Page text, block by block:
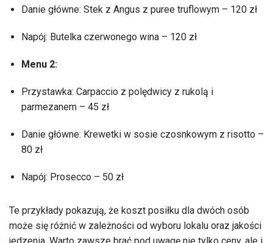
Danie główne: Stek z Angus z puree truflowym – 120 zł
Napój: Butelka czerwonego wina – 120 zł
Menu 2:
Przystawka: Carpaccio z polędwicy z rukolą i
parmezanem – 45 zł
Danie główne: Krewetki w sosie czosnkowym z risotto –
80 zł
Napój: Prosecco – 50 zł
Te przykłady pokazują, że koszt posiłku dla dwóch osób
może się różnić w zależności od wyboru lokalu oraz jakości